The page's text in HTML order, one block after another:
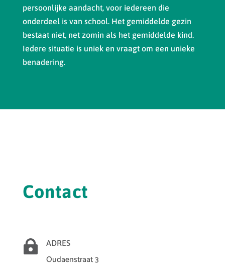
persoonlijke aandacht, voor iedereen die
onderdeel is van school. Het gemiddelde gezin
bestaat niet, net zomin als het gemiddelde kind.
Iedere situatie is uniek en vraagt om een unieke
benadering.
Contact
 ADRES
Oudaenstraat 3